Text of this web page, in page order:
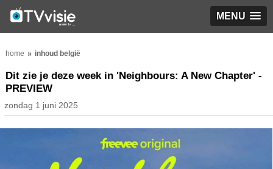
MENU
home inhoud belgië
Dit zie je deze week in 'Neighbours: A New Chapter' -
PREVIEW
zondag 1 juni 2025